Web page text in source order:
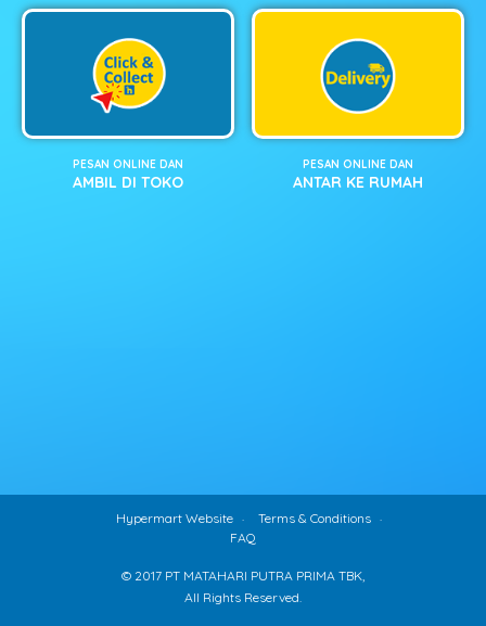
PESAN ONLINE DAN
AMBIL DI TOKO
PESAN ONLINE DAN
ANTAR KE RUMAH
Hypermart Website
Terms & Conditions
FAQ
© 2017 PT MATAHARI PUTRA PRIMA TBK,
All Rights Reserved.